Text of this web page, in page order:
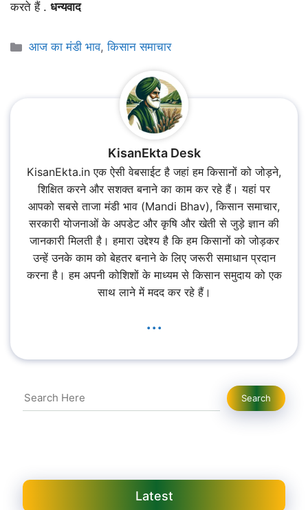
करते हैं . धन्यवाद
Categories
आज का मंडी भाव,किसान समाचार
KisanEkta Desk
KisanEkta.in एक ऐसी वेबसाईट है जहां हम किसानों को जोड़ने,
शिक्षित करने और सशक्त बनाने का काम कर रहे हैं। यहां पर
आपको सबसे ताजा मंडी भाव (Mandi Bhav), किसान समाचार,
सरकारी योजनाओं के अपडेट और कृषि और खेती से जुड़े ज्ञान की
जानकारी मिलती है। हमारा उद्देश्य है कि हम किसानों को जोड़कर
उन्हें उनके काम को बेहतर बनाने के लिए जरूरी समाधान प्रदान
करना है। हम अपनी कोशिशों के माध्यम से किसान समुदाय को एक
साथ लाने में मदद कर रहे हैं।
...
Search Search
Latest